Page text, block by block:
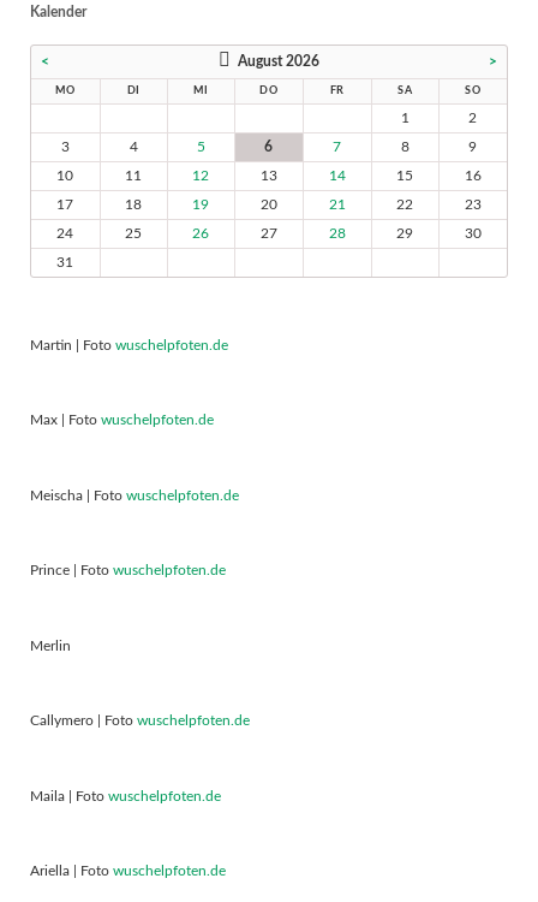
Kalender
< August 2026 >
MO DI MI DO FR SA SO
1
2
3
4 5 6 7 8
9
10
11 12 13 14 15
16
17
18 19 20 21 22
23
24
25 26 27 28 29
30
31
Martin | Foto wuschelpfoten.de
Max | Foto wuschelpfoten.de
Meischa | Foto wuschelpfoten.de
Prince | Foto wuschelpfoten.de
Merlin
Callymero | Foto wuschelpfoten.de
Maila | Foto wuschelpfoten.de
Ariella | Foto wuschelpfoten.de